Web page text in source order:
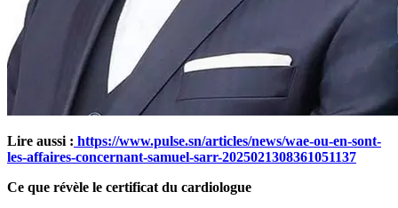
Lire aussi : https://www.pulse.sn/articles/news/wae-ou-en-sont-
les-affaires-concernant-samuel-sarr-2025021308361051137
Ce que révèle le certificat du cardiologue